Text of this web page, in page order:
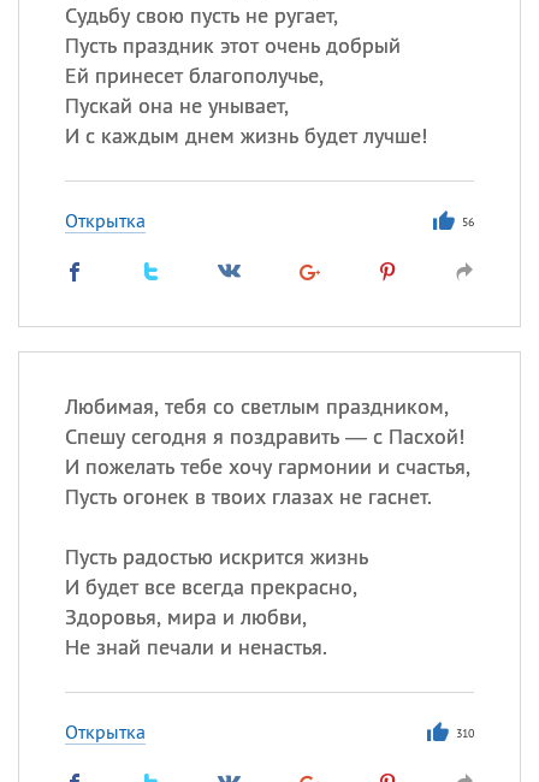
Судьбу свою пусть не ругает,
Пусть праздник этот очень добрый
Ей принесет благополучье,
Пускай она не унывает,
И с каждым днем жизнь будет лучше!
Открытка 56
Любимая, тебя со светлым праздником,
Спешу сегодня я поздравить — с Пасхой!
И пожелать тебе хочу гармонии и счастья,
Пусть огонек в твоих глазах не гаснет.
Пусть радостью искрится жизнь
И будет все всегда прекрасно,
Здоровья, мира и любви,
Не знай печали и ненастья.
Открытка 310